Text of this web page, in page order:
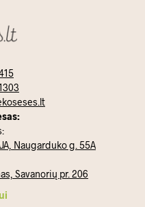
Naugarduko g. 55A
Savanorių pr. 206